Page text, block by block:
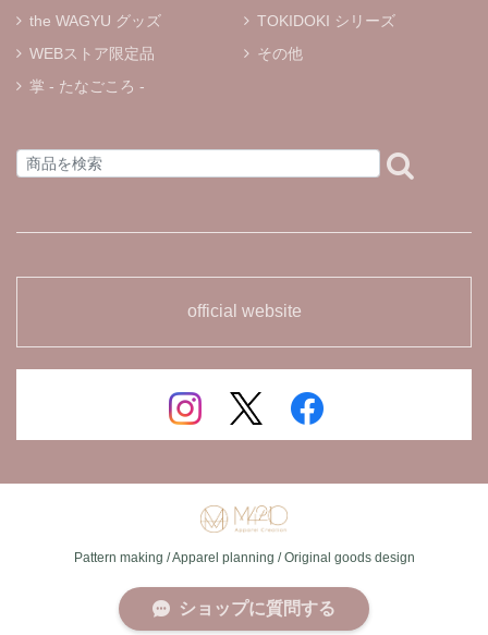
① マルニョン
2025/12/01
① マルニョン
した。
« マグニョンワッペン »
« マグニョンワッペン »
こちらと焼酎グラスのタイプ両方買わせていただきました
した。また手書きのメモもとても嬉しかったです。 数年前
に何かの旅系ＹＯＵＴＵＢＥでチラッとメガニョンのぬい
ぐるみが写っているのを見つけ、その時赤色のモヒカンに
the WAGYU グッズ
TOKIDOKI シリーズ
WEBストア限定品
その他
掌 - たなごころ -
official website
Pattern making / Apparel planning / Original goods design
ショップに質問する